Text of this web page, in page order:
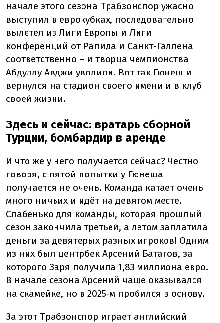
начале этого сезона Трабзонспор ужасно
выступил в еврокубках, последовательно
вылетел из Лиги Европы и Лиги
конференций от Рапида и Санкт-Галлена
соответственно – и творца чемпионства
Абдуллу Авджи уволили. Вот так Гюнеш и
вернулся на стадион своего имени и в клуб
своей жизни.
Здесь и сейчас: вратарь сборной
Турции, бомбардир в аренде
И что же у него получается сейчас? Честно
говоря, с пятой попытки у Гюнеша
получается не очень. Команда катает очень
много ничьих и идёт на девятом месте.
Слабенько для команды, которая прошлый
сезон закончила третьей, а летом заплатила
деньги за девятерых разных игроков! Одним
из них был центрбек Арсений Батагов, за
которого Заря получила 1,83 миллиона евро.
В начале сезона Арсений чаще оказывался
на скамейке, но в 2025-м пробился в основу.
За этот Трабзонспор играет английский